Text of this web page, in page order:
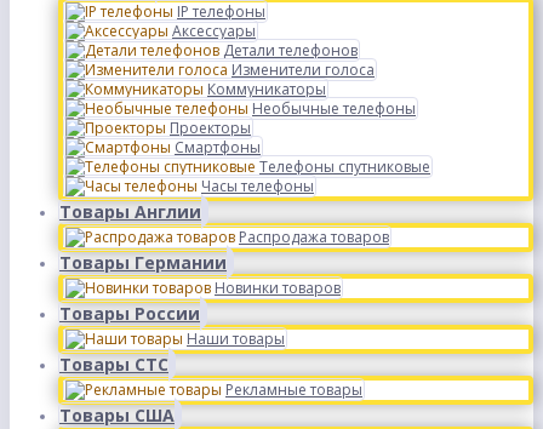
IP телефоны
Аксессуары
Детали телефонов
Изменители голоса
Коммуникаторы
Необычные телефоны
Проекторы
Смартфоны
Телефоны спутниковые
Часы телефоны
Товары Англии
Распродажа товаров
Товары Германии
Новинки товаров
Товары России
Наши товары
Товары СТС
Рекламные товары
Товары США